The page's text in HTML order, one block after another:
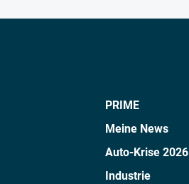
PRIME
Meine News
Auto-Krise 2026
Industrie